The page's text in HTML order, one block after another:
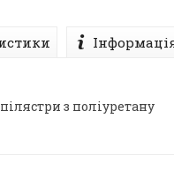
з поліуретану